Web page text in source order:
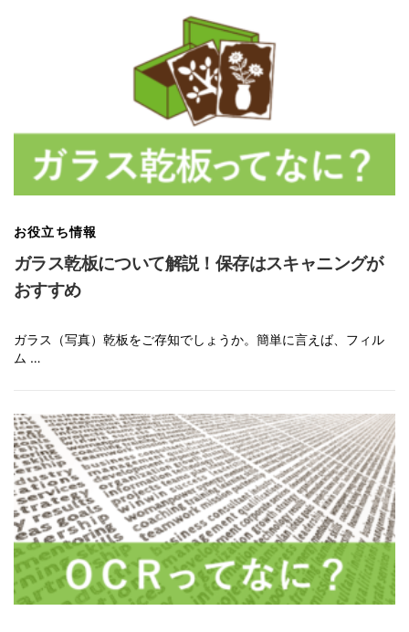
お役立ち情報
ガラス乾板について解説！保存はスキャニングが
おすすめ
ガラス（写真）乾板をご存知でしょうか。簡単に言えば、フィル
ム …